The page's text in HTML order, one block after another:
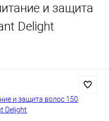
и защита
Delight